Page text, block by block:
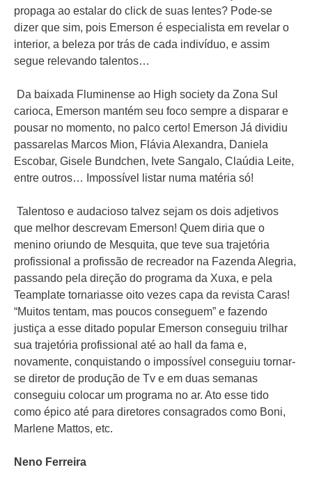
propaga ao estalar do click de suas lentes? Pode-se
dizer que sim, pois Emerson é especialista em revelar o
interior, a beleza por trás de cada indivíduo, e assim
segue relevando talentos…
Da baixada Fluminense ao High society da Zona Sul
carioca, Emerson mantém seu foco sempre a disparar e
pousar no momento, no palco certo! Emerson Já dividiu
passarelas Marcos Mion, Flávia Alexandra, Daniela
Escobar, Gisele Bundchen, Ivete Sangalo, Claúdia Leite,
entre outros… Impossível listar numa matéria só!
Talentoso e audacioso talvez sejam os dois adjetivos
que melhor descrevam Emerson! Quem diria que o
menino oriundo de Mesquita, que teve sua trajetória
profissional a profissão de recreador na Fazenda Alegria,
passando pela direção do programa da Xuxa, e pela
Teamplate tornariasse oito vezes capa da revista Caras!
“Muitos tentam, mas poucos conseguem” e fazendo
justiça a esse ditado popular Emerson conseguiu trilhar
sua trajetória profissional até ao hall da fama e,
novamente, conquistando o impossível conseguiu tornar-
se diretor de produção de Tv e em duas semanas
conseguiu colocar um programa no ar. Ato esse tido
como épico até para diretores consagrados como Boni,
Marlene Mattos, etc.
Neno Ferreira